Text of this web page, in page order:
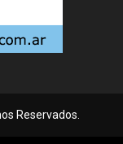
Reservados.